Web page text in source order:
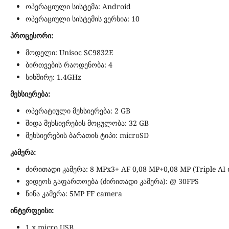
ოპერაციული სისტემა: Android
ოპერაციული სისტემის ვერსია: 10
პროცესორი:
მოდელი: Unisoc SC9832E
ბირთვების რაოდენობა: 4
სიხშირე: 1.4GHz
მეხსიერება:
ოპერატიული მეხსიერება: 2 GB
შიდა მეხსიერების მოცულობა: 32 GB
მეხსიერების ბარათის ტიპი: microSD
კამერა:
ძირითადი კამერა: 8 MPx3+ AF 0,08 MP+0,08 MP (Triple AI
ვიდეოს გაფართოება (ძირითადი კამერა): @ 30FPS
წინა კამერა: 5MP FF camera
ინტერფეისი: